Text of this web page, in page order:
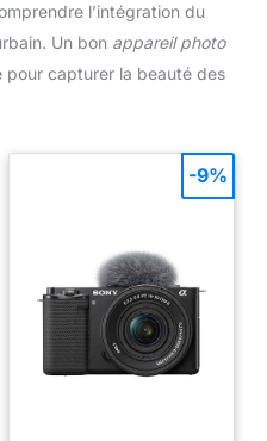
l’intégration du
Un bon appareil photo
pour capturer la beauté des
-9%